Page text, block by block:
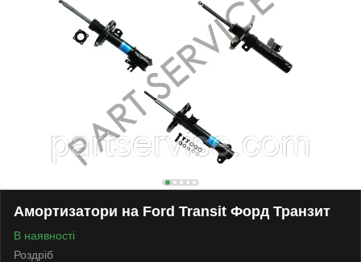
Амортизатори на Ford Transit Форд Транзит
В наявності
Роздріб